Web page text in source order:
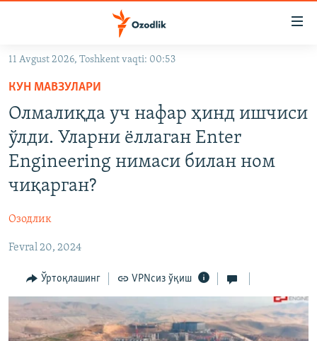
ўтинг
Асосий
навигацияга
ўтинг
Қидиришга
ўтинг
На русском
Озодлик бошқа тилларда
11 Avgust 2026, Toshkent vaqti: 00:53
КУН МАВЗУЛАРИ
Олмалиқда уч нафар ҳинд ишчиси
ўлди. Уларни ёллаган Enter
Engineering нимаси билан ном
чиқарган?
Озодлик
Fevral 20, 2024
Ўртоқлашинг VPNсиз ўқиш